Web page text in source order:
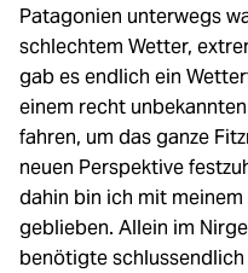
Patagonien unterwegs
schlechtem Wetter,
gab es endlich ein
einem recht
fahren, um das ganze
neuen Perspektive
dahin bin ich mit
geblieben. Allein im
benötigte